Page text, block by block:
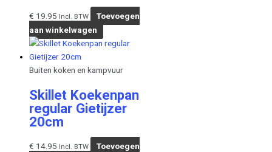
€ 19.95 Incl. BTW
Toevoegen
aan winkelwagen
Buiten koken en kampvuur
Skillet Koekenpan
regular Gietijzer
20cm
€ 14.95 Incl. BTW
Toevoegen